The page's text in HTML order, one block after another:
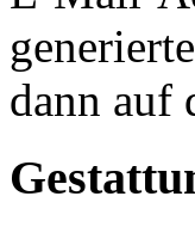
dann auf